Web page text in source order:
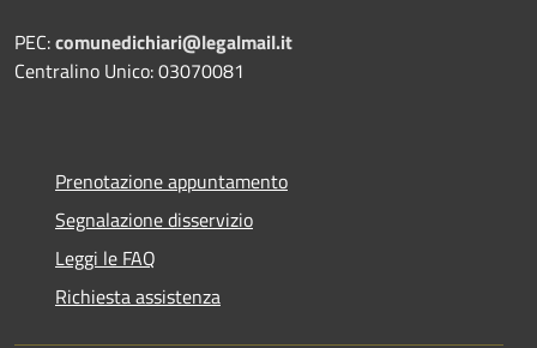
PEC:comunedichiari@legalmail.it
Centralino Unico: 03070081
Prenotazione appuntamento
Segnalazione disservizio
Leggi le FAQ
Richiesta assistenza